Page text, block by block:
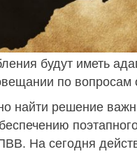
будут иметь
по вопросам
найти решение
На сегодня